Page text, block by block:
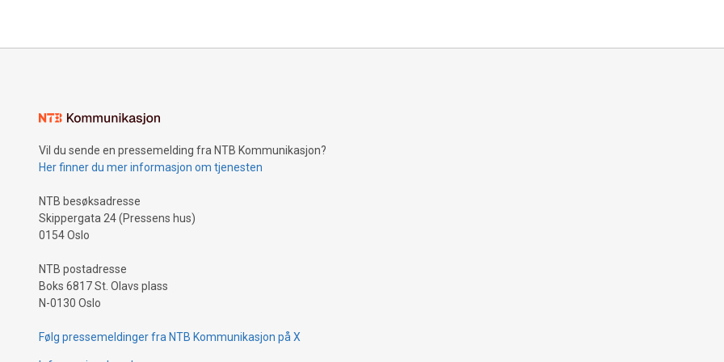
Vil du sende en pressemelding fra NTB Kommunikasjon?
Her finner du mer informasjon om tjenesten
NTB besøksadresse
Skippergata 24 (Pressens hus)
0154 Oslo
NTB postadresse
Boks 6817 St. Olavs plass
N-0130 Oslo
Følg pressemeldinger fra NTB Kommunikasjon på X